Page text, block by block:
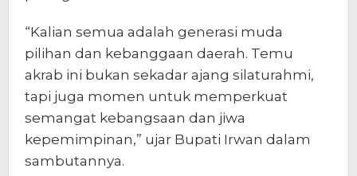
“Kalian semua adalah generasi muda
pilihan dan kebanggaan daerah. Temu
akrab ini bukan sekadar ajang silaturahmi,
tapi juga momen untuk memperkuat
semangat kebangsaan dan jiwa
kepemimpinan,” ujar Bupati Irwan dalam
sambutannya.